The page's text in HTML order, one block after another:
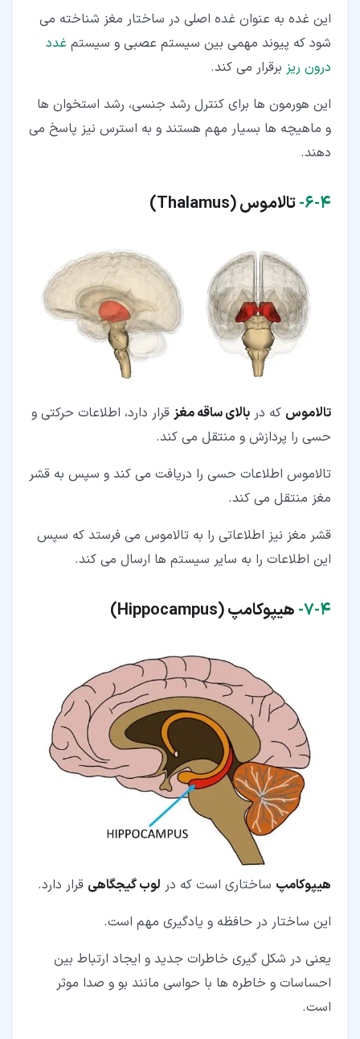
این غده به عنوان غده اصلی در ساختار مغز شناخته می
شود که پیوند مهمی بین سیستم عصبی و سیستم غدد
درون ریز برقرار می کند.
این هورمون ها برای کنترل رشد جنسی، رشد استخوان ها
و ماهیچه ها بسیار مهم هستند و به استرس نیز پاسخ می
دهند.
۴‏-‏۶‏- تالاموس (Thalamus
)
تالاموس که در بالای ساقه مغز قرار دارد، اطلاعات حرکتی و
حسی را پردازش و منتقل می کند.
تالاموس اطلاعات حسی را دریافت می کند و سپس به قشر
مغز منتقل می کند.
قشر مغز نیز اطلاعاتی را به تالاموس می فرستد که سپس
این اطلاعات را به سایر سیستم ها ارسال می کند.
۴‏-‏۷‏- هیپوکامپ (Hippocampus
)
هیپوکامپ ساختاری است که در لوب گیجگاهی قرار دارد.
این ساختار در حافظه و یادگیری مهم است.
یعنی در شکل گیری خاطرات جدید و ایجاد ارتباط بین
احساسات و خاطره ها با حواسی مانند بو و صدا موثر
است.